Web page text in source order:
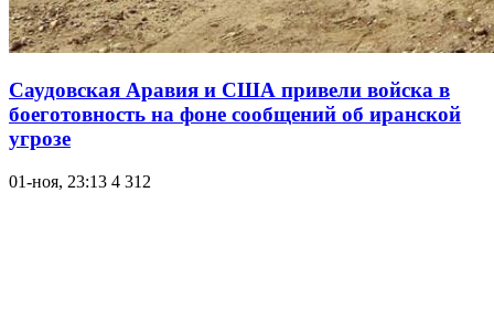
Саудовская Аравия и США привели войска в
боеготовность на фоне сообщений об иранской
угрозе
01-ноя, 23:13 4 312